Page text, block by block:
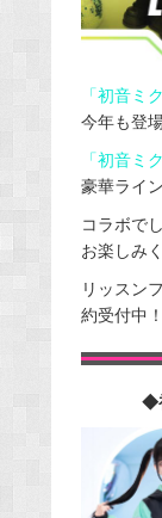
「初音ミク
今年も登場
「初音ミク
豪華ライ
コラボで
お楽しみ
リッスン
約受付中！
◆